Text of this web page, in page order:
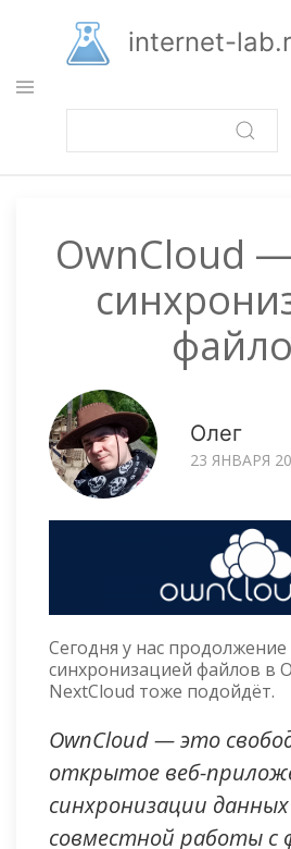
основному
содержанию
internet-
OwnCloud
Олег
23 ЯНВАРЯ
Сегодня у нас продолжение
синхронизацией файлов в
NextCloud тоже подойдёт.
OwnCloud — это
открытое веб-
синхронизации
совместной работы с